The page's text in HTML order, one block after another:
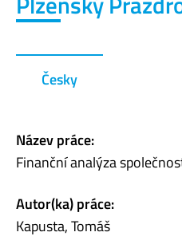
Česky
Název práce:
Finanční analýza
Autor(ka) práce:
Kapusta, Tomáš